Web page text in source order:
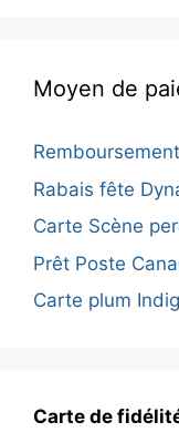
Moyen de
Rabais fête
Carte Scène
Prêt Poste
Carte plum
Carte de